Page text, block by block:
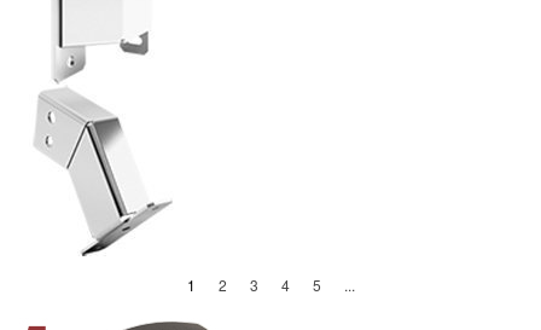
1 (current)
2 3 4 5 ...